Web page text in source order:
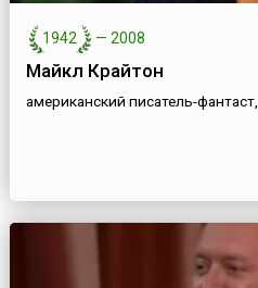
1942 — 2008
Майкл Крайтон
американский писатель-